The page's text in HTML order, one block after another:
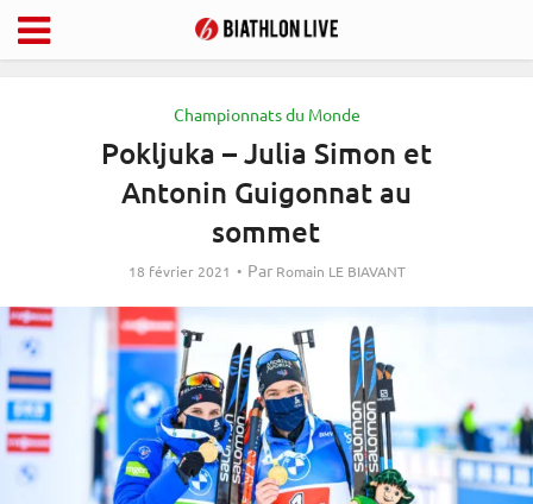
Championnats du Monde
Pokljuka – Julia Simon et
Antonin Guigonnat au
sommet
18 février 2021 Par Romain LE BIAVANT